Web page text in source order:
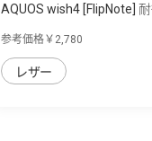
AQUOS wish4 [FlipNote]
参考価格￥2,780
レザー